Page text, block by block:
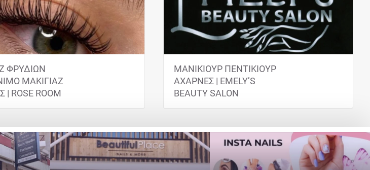
ΗΜΙΜΟΝΙΜΟ ΜΑΚΙΓΙΑΖ
ROOM Η καταξιωμένη
& make up artist Ράνια Μάρκου σας
σε ένα…
ΦΡΥΔΙΩΝ
ΜΑΚΙΓΙΑΖ
ROSE ROOM
ΜΑΝΙΚΙΟΥΡ ΠΕΝΤΙΚΙΟΥΡ ΑΧΑΡΝΕΣ | EMELY’S
BEAUTY SALON Σας καλωσορίζουμε στο
κατάστημα EMELY’S BEAUTY SALON στις
Αχαρνές. Στον όμορφο χώρο μας…
ΜΑΝΙΚΙΟΥΡ ΠΕΝΤΙΚΙΟΥΡ
ΑΧΑΡΝΕΣ | EMELY’S
BEAUTY SALON